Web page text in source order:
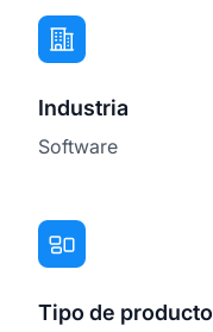
Industria
Software
Tipo de producto